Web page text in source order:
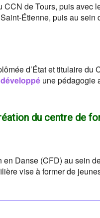
de Tours, puis avec
Saint-Étienne, puis au
d’État et titulaire du
développé une pédagogie
du centre de
Danse (CFD) au sein
vise à former de